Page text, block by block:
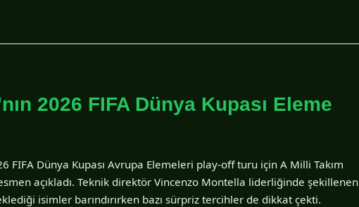
2026 FIFA Dünya Kupası Eleme
FIFA Dünya Kupası Avrupa Elemeleri play-off turu için A Milli Takım
açıkladı. Teknik direktör Vincenzo Montella liderliğinde şekillenen
isimler barındırırken bazı sürpriz tercihler de dikkat çekti.